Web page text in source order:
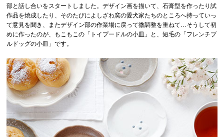
部と話し合いをスタートしました。デザイン画を描いて、石膏型を作ったり試
作品を焼成したり、そのたびによしざわ窯の愛犬家たちのところへ持っていっ
て意見を聞き、またデザイン部の作業場に戻って微調整を重ねて…そうして初
めに作ったのが、もこもこの「トイプードルの小皿」と、短毛の「フレンチブ
ルドッグの小皿」です。